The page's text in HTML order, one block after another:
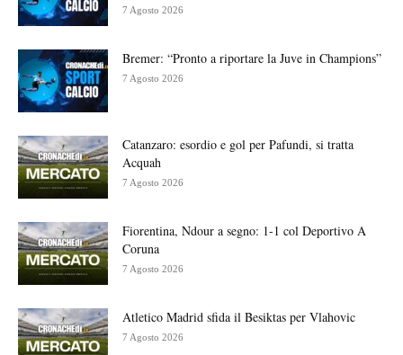
7 Agosto 2026
Bremer: “Pronto a riportare la Juve in Champions”
7 Agosto 2026
Catanzaro: esordio e gol per Pafundi, si tratta
Acquah
7 Agosto 2026
Fiorentina, Ndour a segno: 1-1 col Deportivo A
Coruna
7 Agosto 2026
Atletico Madrid sfida il Besiktas per Vlahovic
7 Agosto 2026